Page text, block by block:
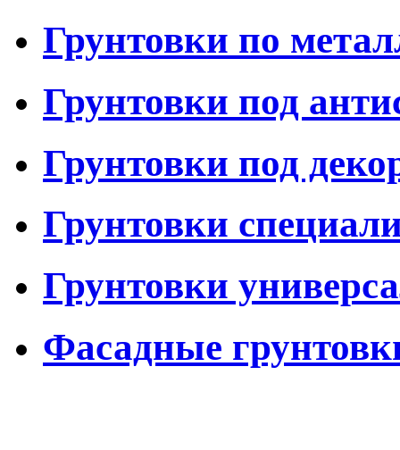
Грунтовки по
Грунтовки под
Грунтовки под
Грунтовки
Грунтовки
Фасадные